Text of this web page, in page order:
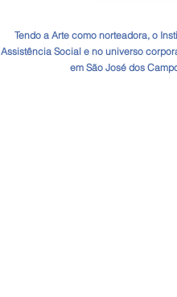
​Tendo a Arte como norteadora, o
Assistência Social e no universo
em São José dos